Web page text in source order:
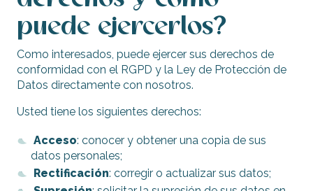
puede ejercerlos?
Como interesados, puede ejercer sus derechos de
conformidad con el RGPD y la Ley de Protección de
Datos directamente con nosotros.
Usted tiene los siguientes derechos:
Acceso: conocer y obtener una copia de sus
datos personales;
Rectificación: corregir o actualizar sus datos;